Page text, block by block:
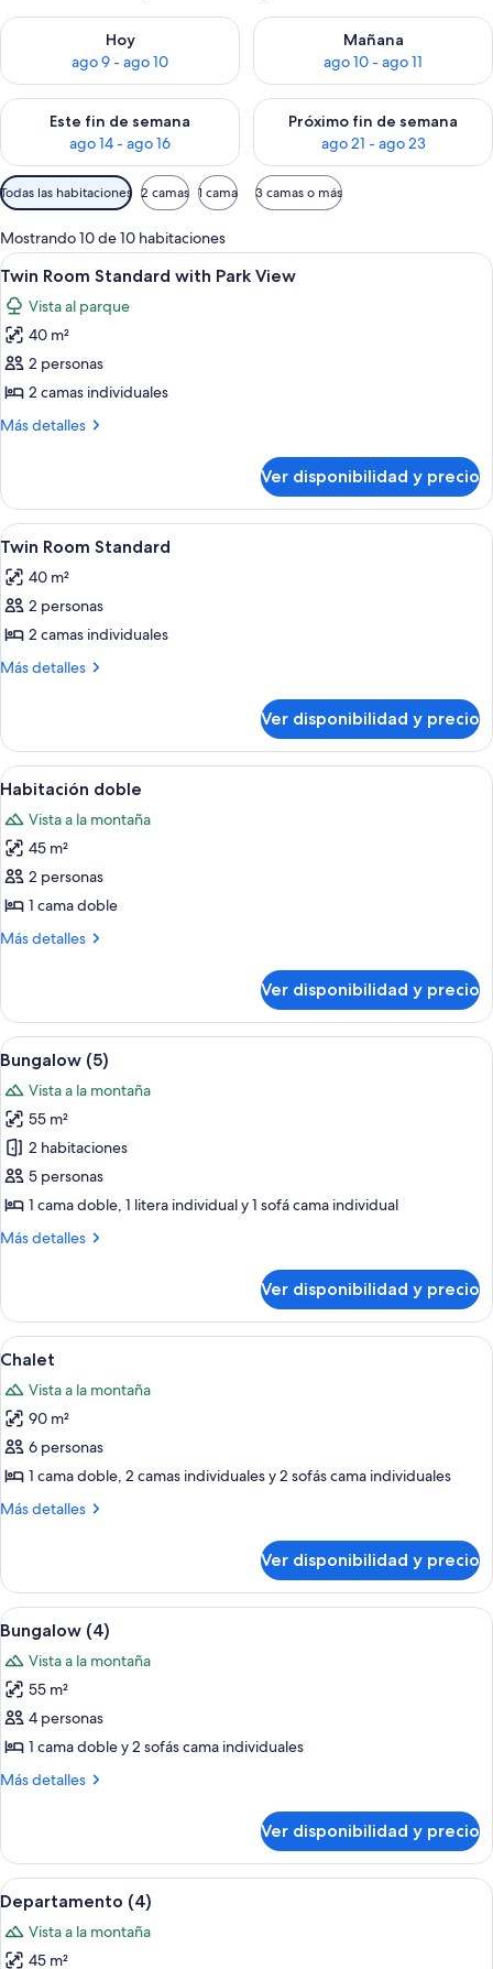
Hoy
ago 9 - ago 10
Consulta la disponibilidad para hoy ago 9 - ago 10
Mañana
ago 10 - ago 11
Consulta la disponibilidad
Este fin de semana
ago 14 - ago 16
Consulta la disponibilidad para este fin de semana ago 14 -
Próximo fin de semana
ago 21 - ago 23
Consulta la disponibilidad
Filtros
disponibles
para
las
habitaciones
Todas las habitaciones 2 camas 1 cama 3 camas o más
Mostrando 10 de 10 habitaciones
Ver
todas
las
fotos
de
Twin
Room
Park
View
Caja de seguridad en la habitación y
6
Twin Room Standard with Park View
Vista al parque
40 m²
2 personas
2 camas individuales
Más detalles
Más
Room
Standard
with
View
Ver disponibilidad y precio
Ver
todas
las
fotos
de
Twin
Caja de seguridad en la habitación y
7
Twin Room Standard
40 m²
2 personas
2 camas individuales
Más detalles
Más
Room
Standard
Ver disponibilidad y precio
Ver
todas
las
fotos
de
Habitación
doble
Una habitación con cama, dos sillas,
2
Habitación doble
Vista a la montaña
45 m²
2 personas
1 cama doble
Más detalles
Más
doble
Ver disponibilidad y precio
Ver
todas
las
fotos
de
Bungalow
(5)
Una habitación acogedora con una
2
Bungalow (5)
Vista a la montaña
55 m²
2 habitaciones
5 personas
1 cama doble, 1 litera individual y 1 sofá cama individual
Más detalles
Más
(5)
Ver disponibilidad y precio
Ver
todas
las
fotos
de
Chalet
Un baño con una bañera grande, un
1
Chalet
Vista a la montaña
90 m²
6 personas
1 cama doble, 2 camas individuales y 2 sofás cama individuales
Más detalles
Más
Ver disponibilidad y precio
Ver
todas
las
fotos
de
Bungalow
(4)
Una habitación acogedora con una
2
Bungalow (4)
Vista a la montaña
55 m²
4 personas
1 cama doble y 2 sofás cama individuales
Más detalles
Más
(4)
Ver disponibilidad y precio
Ver
todas
las
Una sala de estar acogedora con un
2
Departamento (4)
Vista a la montaña
45 m²